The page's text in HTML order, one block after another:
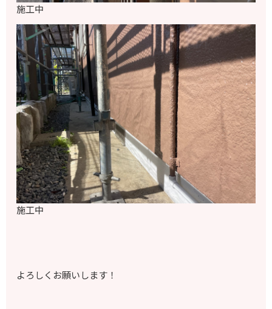
施工中
施工中
よろしくお願いします！